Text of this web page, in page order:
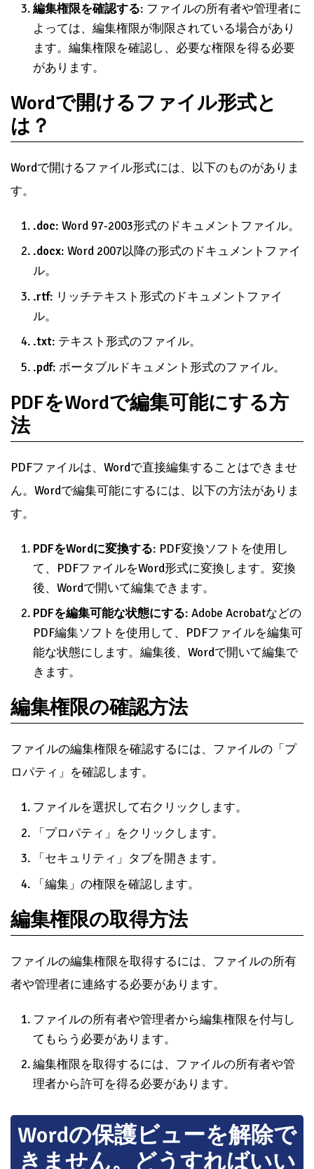
編集権限を確認する: ファイルの所有者や管理者に
よっては、編集権限が制限されている場合があり
ます。編集権限を確認し、必要な権限を得る必要
があります。
Wordで開けるファイル形式と
は？
Wordで開けるファイル形式には、以下のものがありま
す。
.doc: Word 97-2003形式のドキュメントファイル。
.docx: Word 2007以降の形式のドキュメントファイ
ル。
.rtf: リッチテキスト形式のドキュメントファイ
ル。
.txt: テキスト形式のファイル。
.pdf: ポータブルドキュメント形式のファイル。
PDFをWordで編集可能にする方
法
PDFファイルは、Wordで直接編集することはできませ
ん。Wordで編集可能にするには、以下の方法がありま
す。
PDFをWordに変換する: PDF変換ソフトを使用し
て、PDFファイルをWord形式に変換します。変換
後、Wordで開いて編集できます。
PDFを編集可能な状態にする: Adobe Acrobatなどの
PDF編集ソフトを使用して、PDFファイルを編集可
能な状態にします。編集後、Wordで開いて編集で
きます。
編集権限の確認方法
ファイルの編集権限を確認するには、ファイルの「プ
ロパティ」を確認します。
ファイルを選択して右クリックします。
「プロパティ」をクリックします。
「セキュリティ」タブを開きます。
「編集」の権限を確認します。
編集権限の取得方法
ファイルの編集権限を取得するには、ファイルの所有
者や管理者に連絡する必要があります。
ファイルの所有者や管理者から編集権限を付与し
てもらう必要があります。
編集権限を取得するには、ファイルの所有者や管
理者から許可を得る必要があります。
Wordの保護ビューを解除で
きません。どうすればいい